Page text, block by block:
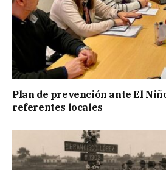
Plan de prevención ante El
referentes locales